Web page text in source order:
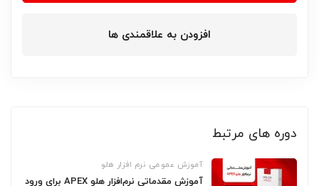
افزودن به علاقمندی ها
دوره های مرتبط
آموزش عمومی نرم افزار هلو
آموزش مقدماتی نرم‌افزار هلو APEX برای ورود